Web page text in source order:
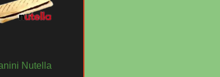
Nutella